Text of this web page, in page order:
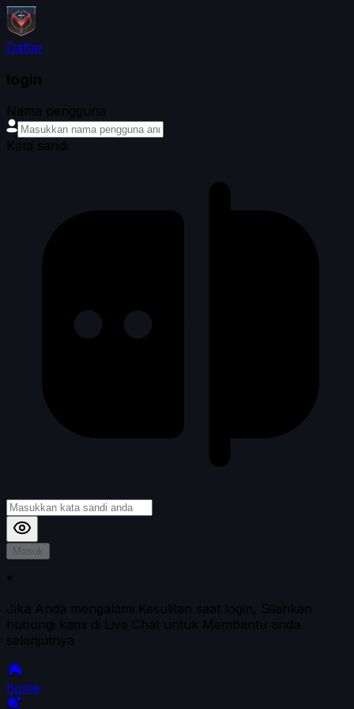
Daftar
login
Nama pengguna
Kata sandi
Masuk
*
Jika Anda mengalami Kesulitan saat login, Silahkan
hubungi kami di Live Chat untuk Membantu anda
selanjutnya
home